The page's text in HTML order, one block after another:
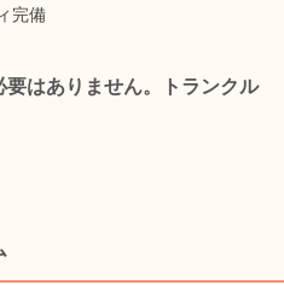
完備
はありません。トランクル